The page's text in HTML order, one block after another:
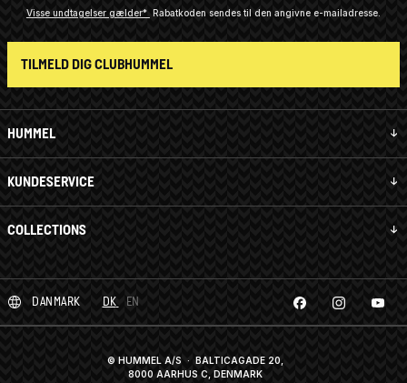
HUMMEL
KUNDESERVICE
COLLECTIONS
Visse undtagelser gælder* Rabatkoden sendes til den angivne e-mailadresse.
TILMELD DIG CLUBHUMMEL
DANMARK DK EN
© HUMMEL A/S · BALTICAGADE 20,
8000 AARHUS C, DENMARK